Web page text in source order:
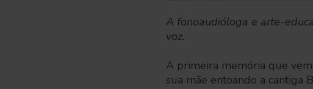
A fonoaudióloga e arte-
voz.
A primeira memória que
sua mãe entoando a cantiga